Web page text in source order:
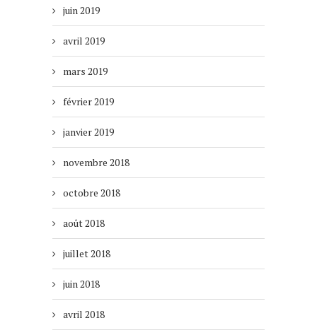
juin 2019
avril 2019
mars 2019
février 2019
janvier 2019
novembre 2018
octobre 2018
août 2018
juillet 2018
juin 2018
avril 2018